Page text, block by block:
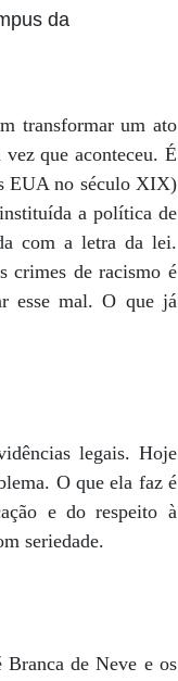
da
transformar um ato
que aconteceu. É
EUA no século XIX)
a política de
com a letra da lei.
crimes de racismo é
esse mal. O que já
legais. Hoje
O que ela faz é
e do respeito à
seriedade.
Branca de Neve e os